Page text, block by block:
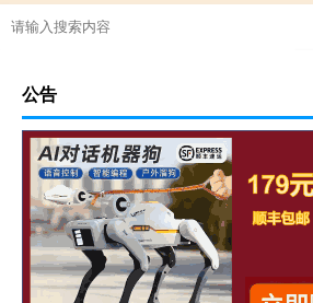
公告